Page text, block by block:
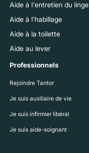
Aide à l'entretien du linge
Aide à l'habillage
Aide à la toilette
Aide au lever
Professionnels
Rejoindre Tantor
Je suis auxiliaire de vie
Je suis infirmier libéral
Je suis aide-soignant